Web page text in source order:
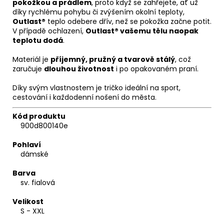
pokožkou a prádlem, proto když se zahřejete, ať už
díky rychlému pohybu či zvýšením okolní teploty,
Outlast® teplo odebere dřív, než se pokožka začne potit.
V případě ochlazení, Outlast® vašemu tělu naopak
teplotu dodá.
Materiál je příjemný, pružný a tvarově stálý, což
zaručuje dlouhou životnost i po opakovaném praní.
Díky svým vlastnostem je tričko ideální na sport,
cestování i každodenní nošení do města.
Kód produktu
900d800140e
Pohlaví
dámské
Barva
sv. fialová
Velikost
S - XXL